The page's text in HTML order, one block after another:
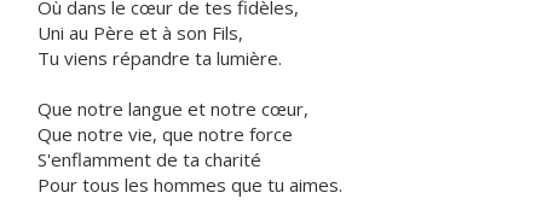
Où dans le cœur de tes fidèles,
Uni au Père et à son Fils,
Tu viens répandre ta lumière.
Que notre langue et notre cœur,
Que notre vie, que notre force
S'enflamment de ta charité
Pour tous les hommes que tu aimes.